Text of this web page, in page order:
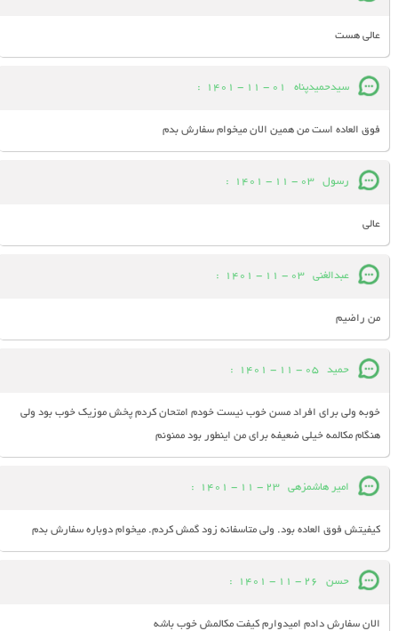
عالی هست
سیدحمیدپناه 01 - 11 - 1401
:
فوق العاده است من همین الان میخوام سفارش بدم
رسول 03 - 11 - 1401
:
عالی
عبدالغنی 03 - 11 - 1401
:
من راضیم
حمید 05 - 11 - 1401
:
خوبه ولی برای افراد مسن خوب نیست خودم امتحان کردم پخش موزیک خوب بود ولی
هنگام مکالمه خیلی ضعیفه برای من اینطور بود ممنونم
امیر هاشمزهی 23 - 11 - 1401
:
کیفیتش فوق العاده بود. ولی متاسفانه زود گمش کردم. میخوام دوباره سفارش بدم
حسن 26 - 11 - 1401
:
الان سفارش دادم امیدوارم کیفت مکالمش خوب باشه